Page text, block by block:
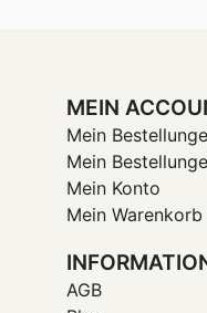
MEIN
Mein
Mein
Mein Konto
Mein Warenkorb
AGB